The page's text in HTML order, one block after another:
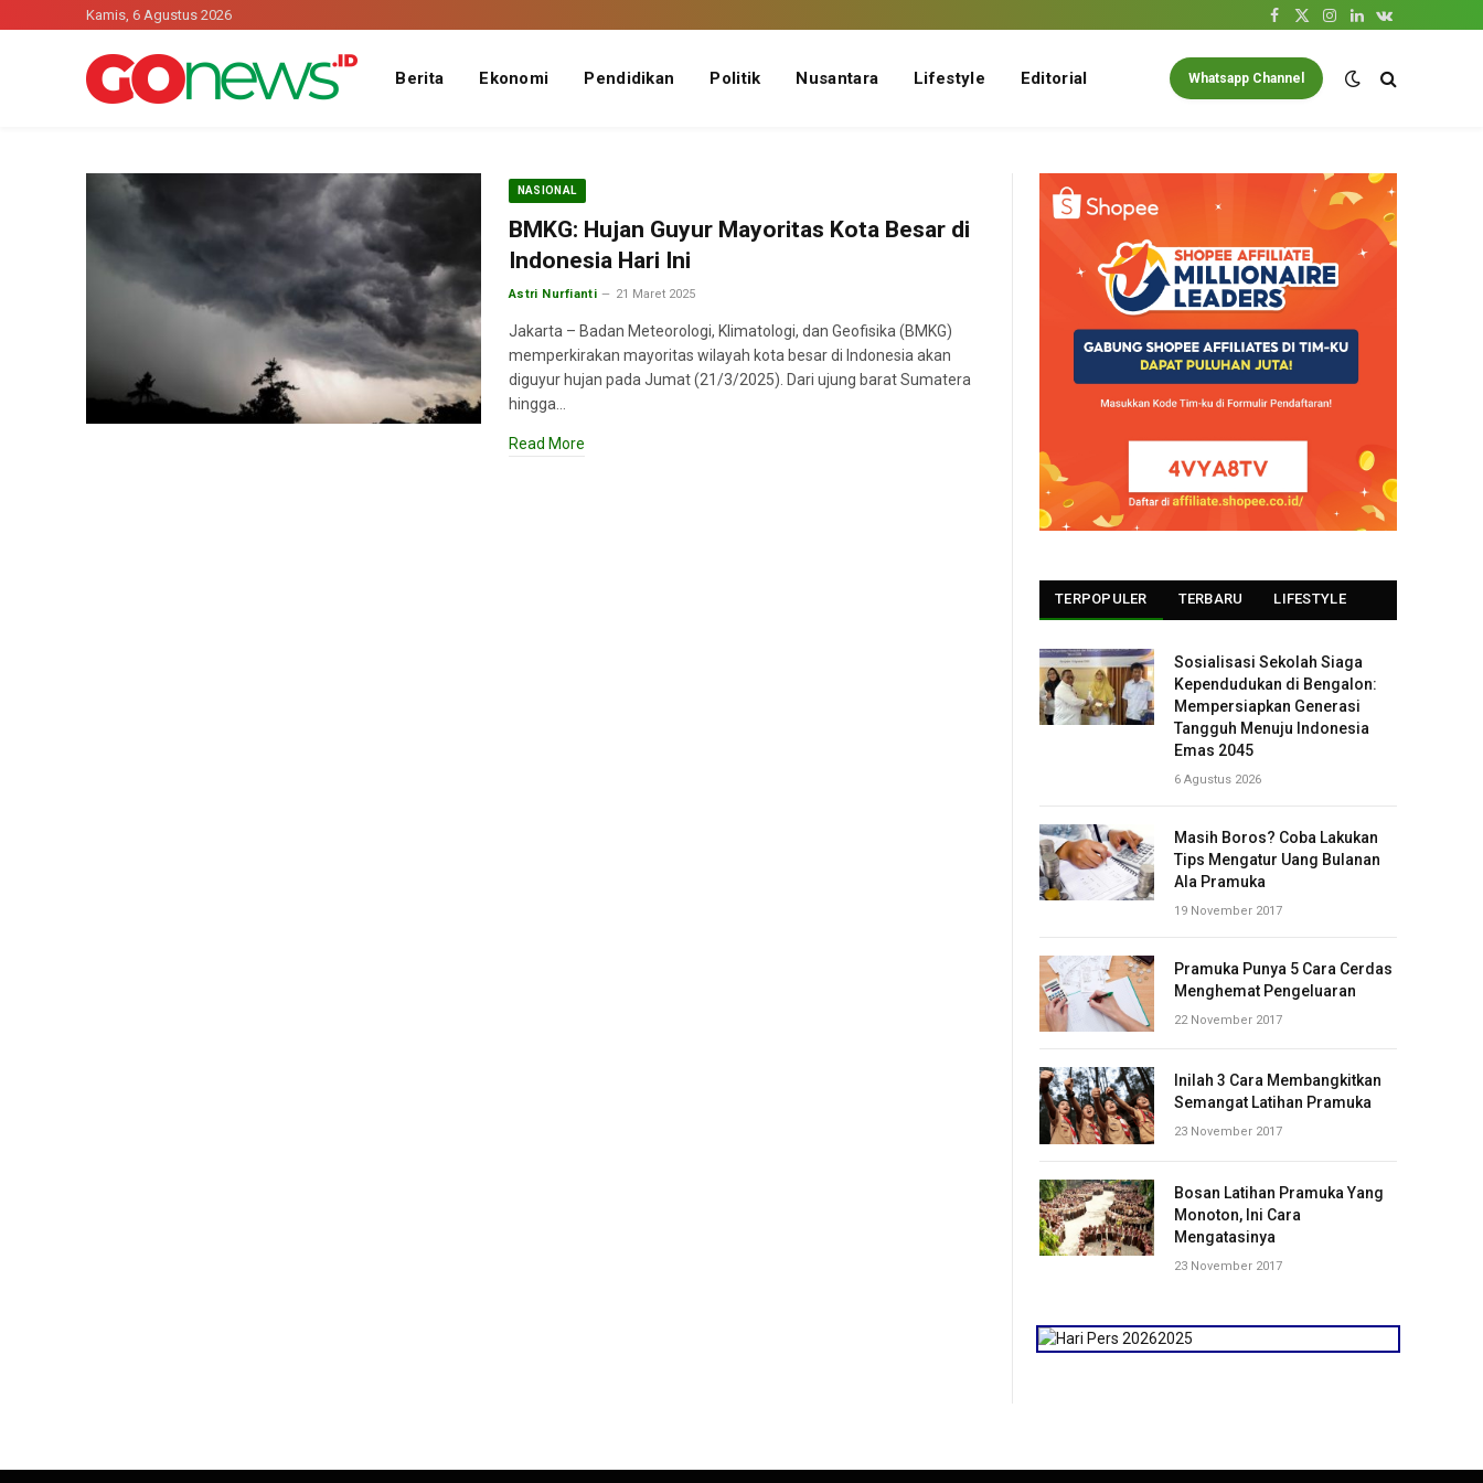
Kamis, 6 Agustus 2026
Facebook
X
Instagram
LinkedInVKontakte
Berita Ekonomi Pendidikan Politik Nusantara Lifestyle Editorial Whatsapp Channel
NASIONAL
BMKG: Hujan Guyur Mayoritas Kota Besar di
Indonesia Hari Ini
Astri Nurfianti 21 Maret 2025
Jakarta – Badan Meteorologi, Klimatologi, dan Geofisika (BMKG)
memperkirakan mayoritas wilayah kota besar di Indonesia akan
diguyur hujan pada Jumat (21/3/2025). Dari ujung barat Sumatera
hingga…
Read More
TERPOPULER TERBARU LIFESTYLE
Sosialisasi Sekolah Siaga
Kependudukan di Bengalon:
Mempersiapkan Generasi
Tangguh Menuju Indonesia
Emas 2045
6 Agustus 2026
Masih Boros? Coba Lakukan
Tips Mengatur Uang Bulanan
Ala Pramuka
19 November 2017
Pramuka Punya 5 Cara Cerdas
Menghemat Pengeluaran
22 November 2017
Inilah 3 Cara Membangkitkan
Semangat Latihan Pramuka
23 November 2017
Bosan Latihan Pramuka Yang
Monoton, Ini Cara
Mengatasinya
23 November 2017